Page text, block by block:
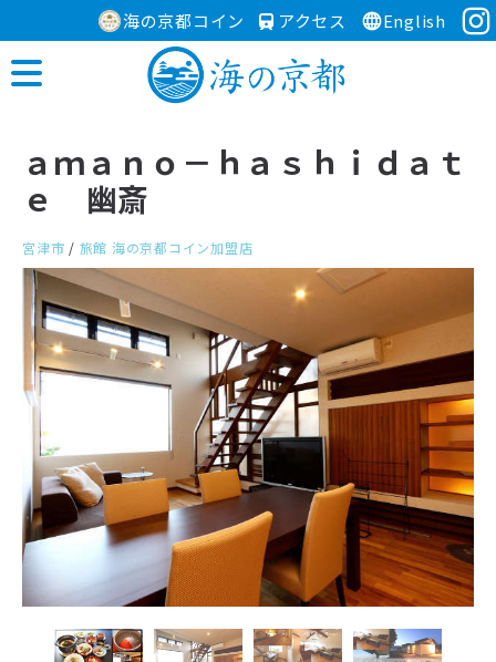
海の京都コイン アクセス English
ａｍａｎｏ－ｈａｓｈｉｄａｔ
ｅ 幽斎
宮津市 / 旅館 海の京都コイン加盟店